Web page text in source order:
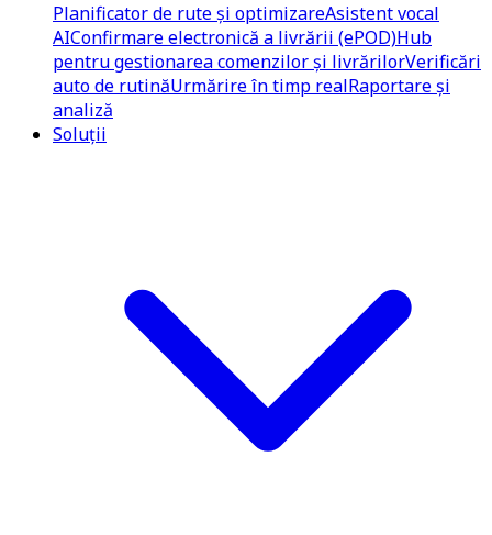
Planificator de rute și optimizareAsistent vocal
AIConfirmare electronică a livrării (ePOD)Hub
pentru gestionarea comenzilor și livrărilorVerificări
auto de rutinăUrmărire în timp realRaportare și
analiză
Soluții